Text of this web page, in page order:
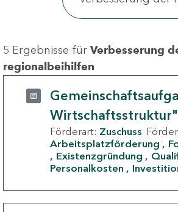
5 Ergebnisse für Verbesserung
regionalbeihilfen
Wirtschaftsstruktur"
Förderart: Zuschuss
Arbeitsplatzförderung
Existenzgründung
Personalkosten